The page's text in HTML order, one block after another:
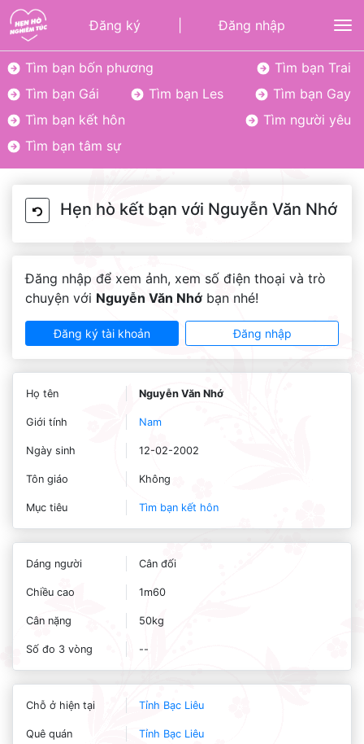
Đăng ký Đăng nhập
Tìm bạn bốn phương
Tìm bạn Trai
Tìm bạn Gái
Tìm bạn Les
Tìm bạn Gay
Tìm bạn kết hôn
Tìm người yêu
Tìm bạn tâm sự
Hẹn hò kết bạn với Nguyễn Văn Nhớ
Đăng nhập để xem ảnh, xem số điện thoại và trò
chuyện với Nguyễn Văn Nhớ bạn nhé!
Đăng ký tài khoản Đăng nhập
Họ tên Nguyễn Văn Nhớ
Giới tính Nam
Ngày sinh 12-02-2002
Tôn giáo Không
Mục tiêu Tìm bạn kết hôn
Dáng người Cân đối
Chiều cao 1m60
Cân nặng 50kg
Số đo 3 vòng --
Chỗ ở hiện tại Tỉnh Bạc Liêu
Quê quán Tỉnh Bạc Liêu